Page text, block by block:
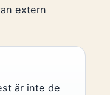
extern
är inte de